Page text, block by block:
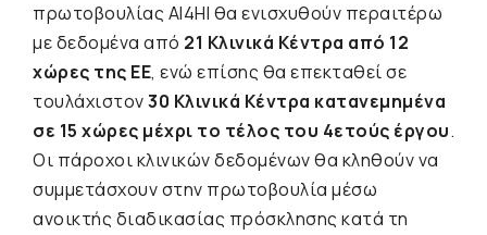
πρωτοβουλίας AI4HI θα ενισχυθούν περαιτέρω
με δεδομένα από 21 Κλινικά Κέντρα από 12
χώρες της ΕΕ, ενώ επίσης θα επεκταθεί σε
τουλάχιστον30 Κλινικά Κέντρα κατανεμημένα
σε 15 χώρες μέχρι το τέλος του 4ετούς έργου.
Οι πάροχοι κλινικών δεδομένων θα κληθούν να
συμμετάσχουν στην πρωτοβουλία μέσω
ανοικτής διαδικασίας πρόσκλησης κατά τη